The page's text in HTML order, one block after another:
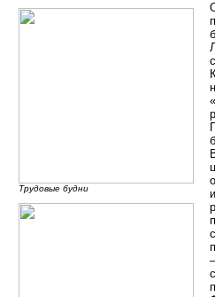
Трудовые будни